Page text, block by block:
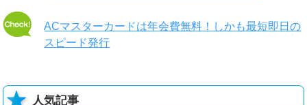
ACマスターカードは年会費無料！しかも最短即日の
スピード発行
人気記事